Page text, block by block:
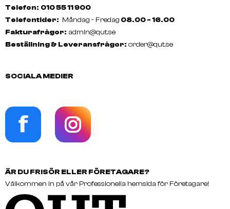
Telefon: 010 55 11 900
Telefontider: Måndag - Fredag 08.00 - 16.00
Fakturafrågor: admin@qut.se
Beställning & Leveransfrågor: order@qut.se
SOCIALA MEDIER
ÄR DU FRISÖR ELLER FÖRETAGARE?
Välkommen in på vår Professionella hemsida för Företagare!